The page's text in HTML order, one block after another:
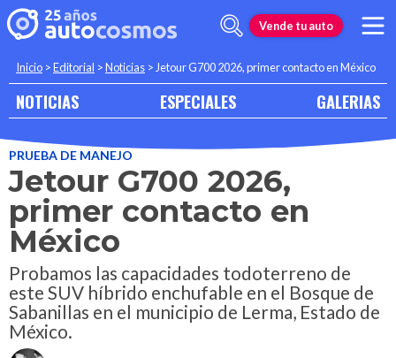
Vende tu auto
Inicio >Editorial >Noticias >Jetour G700 2026, primer contacto en México
NOTICIAS ESPECIALES GALERIAS
PRUEBA DE MANEJO
Jetour G700 2026,
primer contacto en
México
Probamos las capacidades todoterreno de
este SUV híbrido enchufable en el Bosque de
Sabanillas en el municipio de Lerma, Estado de
México.